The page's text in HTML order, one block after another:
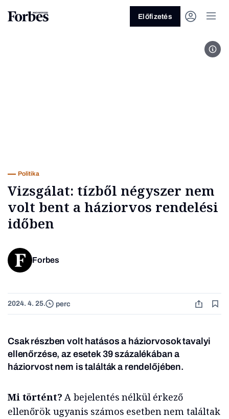
Előfizetés
Politika
Vizsgálat: tízből négyszer nem
volt bent a háziorvos rendelési
időben
Forbes
2024. 4. 25. perc
Csak részben volt hatásos a háziorvosok tavalyi
ellenőrzése, az esetek 39 százalékában a
háziorvost nem is találták a rendelőjében.
Mi történt? A bejelentés nélkül érkező
ellenőrök ugyanis számos esetben nem találtak